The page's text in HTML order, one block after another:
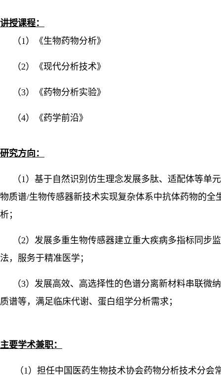
讲授课程：
（1）《生物药物分析》
（2）《现代分析技术》
（3）《药物分析实验》
（4）《药学前沿》
研究方向：
（1）基于自然识别仿生理念发展多肽、适配体等单
物质谱/生物传感器新技术实现复杂体系中抗体药物的全
析；
（2）发展多重生物传感器建立重大疾病多指标同步
法，服务于精准医学；
（3）发展高效、高选择性的色谱分离新材料串联微
质谱等，满足临床代谢、蛋白组学分析需求；
主要学术兼职：
（1）担任中国医药生物技术协会药物分析技术分会